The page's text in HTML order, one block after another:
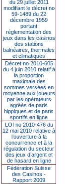
du 29 juillet 2011
modifiant le décret no
59-1489 du 22
décembre 1959
portant
réglementation des
jeux dans les casinos
des stations
balnéaires, thermales
et climatiques
Décret no 2010-605
du 4 juin 2010 relatif à
la proportion
maximale des
sommes versées en
moyenne aux joueurs
par les opérateurs
agréés de paris
hippiques et de paris
sportifs en ligne
LOI no 2010-476 du
12 mai 2010 relative à
l’ouverture à la
concurrence et à la
régulation du secteur
des jeux d’argent et
de hasard en ligne
Fédération Suisse
des Casinos -
Rapport 2009